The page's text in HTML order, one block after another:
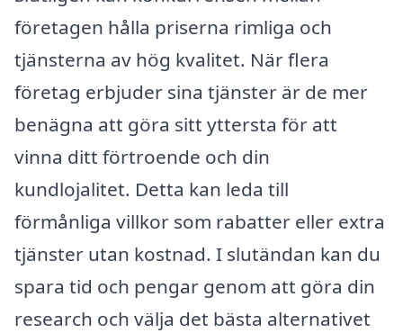
företagen hålla priserna rimliga och
tjänsterna av hög kvalitet. När flera
företag erbjuder sina tjänster är de mer
benägna att göra sitt yttersta för att
vinna ditt förtroende och din
kundlojalitet. Detta kan leda till
förmånliga villkor som rabatter eller extra
tjänster utan kostnad. I slutändan kan du
spara tid och pengar genom att göra din
research och välja det bästa alternativet